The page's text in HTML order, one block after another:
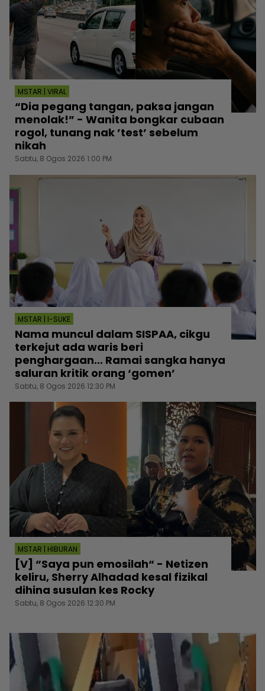
MSTAR | VIRAL
“Dia pegang tangan, paksa jangan
menolak!” - Wanita bongkar cubaan
rogol, tunang nak ’test’ sebelum
nikah
Sabtu, 8 Ogos 2026 1:00 PM
MSTAR | I-SUKE
Nama muncul dalam SISPAA, cikgu
terkejut ada waris beri
penghargaan... Ramai sangka hanya
saluran kritik orang ‘gomen’
Sabtu, 8 Ogos 2026 12:30 PM
MSTAR | HIBURAN
[V] “Saya pun emosilah“ - Netizen
keliru, Sherry Alhadad kesal fizikal
dihina susulan kes Rocky
Sabtu, 8 Ogos 2026 12:30 PM